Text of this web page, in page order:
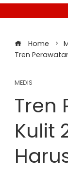
Home
Tren
MEDIS
Tren
Kulit